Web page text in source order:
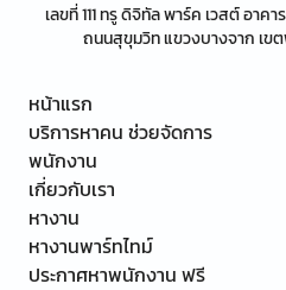
เลขที่ 111 ทรู ดิจิทัล พาร์ค เวสต์ อาค
ถนนสุขุมวิท แขวงบางจาก เข
หน้าแรก
บริการหาคน ช่วยจัดการ
พนักงาน
เกี่ยวกับเรา
หางาน
หางานพาร์ทไทม์
ประกาศหาพนักงาน ฟรี